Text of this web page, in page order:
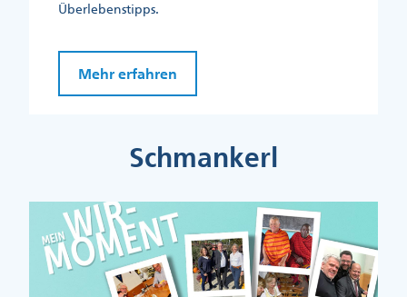
Überlebenstipps.
Mehr erfahren
Schmankerl